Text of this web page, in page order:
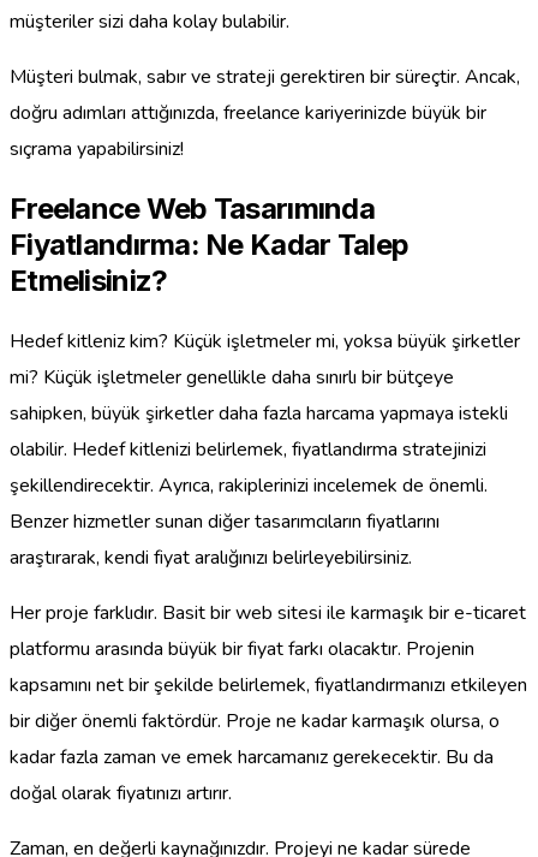
müşteriler sizi daha kolay bulabilir.
Müşteri bulmak, sabır ve strateji gerektiren bir süreçtir. Ancak,
doğru adımları attığınızda, freelance kariyerinizde büyük bir
sıçrama yapabilirsiniz!
Freelance Web Tasarımında
Fiyatlandırma: Ne Kadar Talep
Etmelisiniz?
Hedef kitleniz kim? Küçük işletmeler mi, yoksa büyük şirketler
mi? Küçük işletmeler genellikle daha sınırlı bir bütçeye
sahipken, büyük şirketler daha fazla harcama yapmaya istekli
olabilir. Hedef kitlenizi belirlemek, fiyatlandırma stratejinizi
şekillendirecektir. Ayrıca, rakiplerinizi incelemek de önemli.
Benzer hizmetler sunan diğer tasarımcıların fiyatlarını
araştırarak, kendi fiyat aralığınızı belirleyebilirsiniz.
Her proje farklıdır. Basit bir web sitesi ile karmaşık bir e-ticaret
platformu arasında büyük bir fiyat farkı olacaktır. Projenin
kapsamını net bir şekilde belirlemek, fiyatlandırmanızı etkileyen
bir diğer önemli faktördür. Proje ne kadar karmaşık olursa, o
kadar fazla zaman ve emek harcamanız gerekecektir. Bu da
doğal olarak fiyatınızı artırır.
Zaman, en değerli kaynağınızdır. Projeyi ne kadar sürede